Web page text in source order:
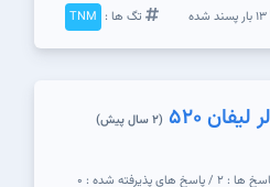
13 بار پسند شده تگ ها : TNM
۵۲۰ (2 سال پیش)